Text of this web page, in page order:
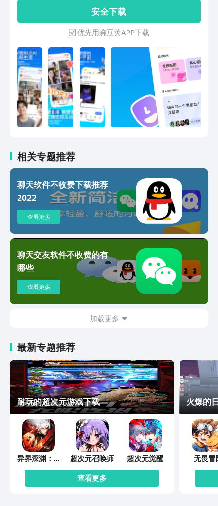
论你是斜杠青年、文艺青年、创业精英还
是日常打工魂，你都可以在这里找到属于
自己的星球和朋友～ 来Soul吧！上Soul
APP内反馈或发邮件给我们：
soul@soulapp.cn或通过公众号反馈给我
们：soulappwithyou
同探索生活的无限可能。MOMO陌陌，
一切从陌生开始。【主要功能】附近的
人/动态：浏览附近动态，发现身边有趣
的人。附近直播：高颜值主播，才华横
溢，超甜在线互动，附近女神等你邂逅。
小宇宙：专属你的私人朋友圈，留言互
动，想说就说。马上聊：真心话闪聊，实
时匹配，文字语音视频模式随心切换。
【其他功能】音波：热歌、朗诵、方言大
比拼。
安 全 下 载
优先用豌豆荚APP下载
相关专题推荐
聊天软件不收费下载推荐
2022
查看更多
聊天交友软件不收费的有
哪些
查看更多
加载更多
最新专题推荐
耐玩的超次元游戏下载
异界深渊：觉
醒
超次元召唤师
超次元觉醒
查看更多
火爆的
无畏冒